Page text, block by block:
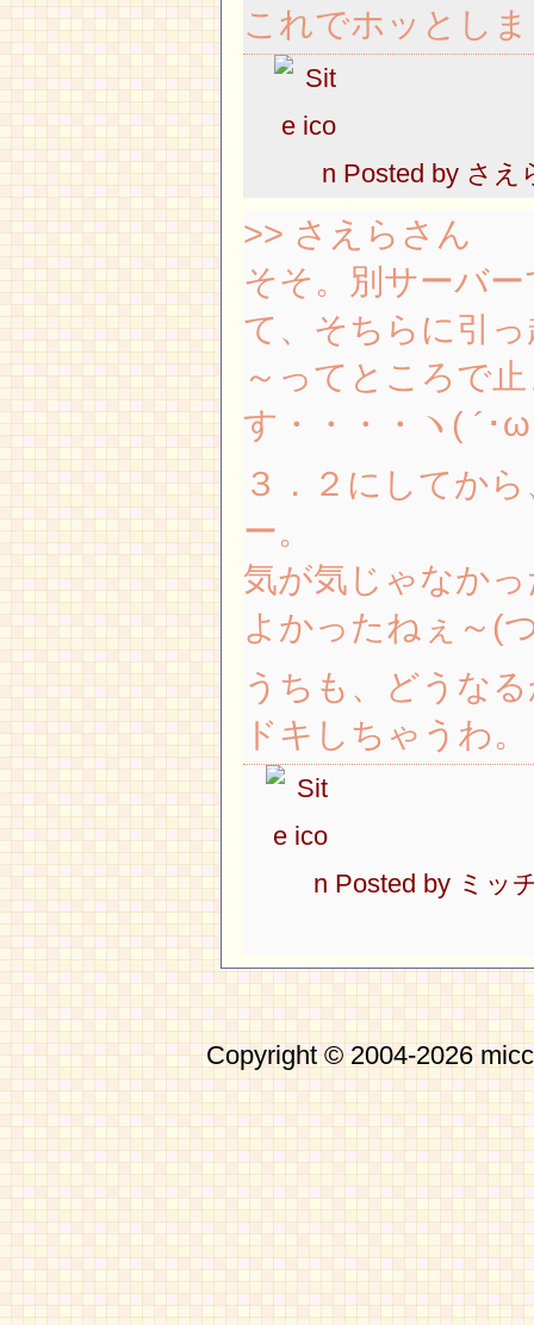
これでホッとし
Posted by さえ
>> さえらさん
そそ。別サーバ
て、そちらに引
～ってところで
す・・・・ヽ( ´･
３．２にしてか
ー。
気が気じゃなか
よかったねぇ～(
うちも、どうな
ドキしちゃうわ。
Posted by ミッ
Copyright © 2004-2026